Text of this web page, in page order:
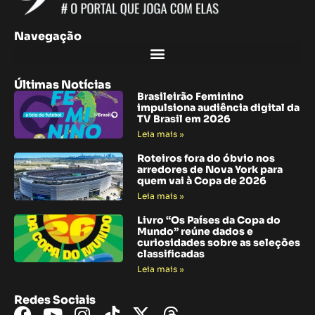
Navegação
Últimas Notícias
Brasileirão Feminino
impulsiona audiência digital da
TV Brasil em 2026
Leia mais »
Roteiros fora do óbvio nos
arredores de Nova York para
quem vai à Copa de 2026
Leia mais »
Livro “Os Países da Copa do
Mundo” reúne dados e
curiosidades sobre as seleções
classificadas
Leia mais »
Redes Sociais